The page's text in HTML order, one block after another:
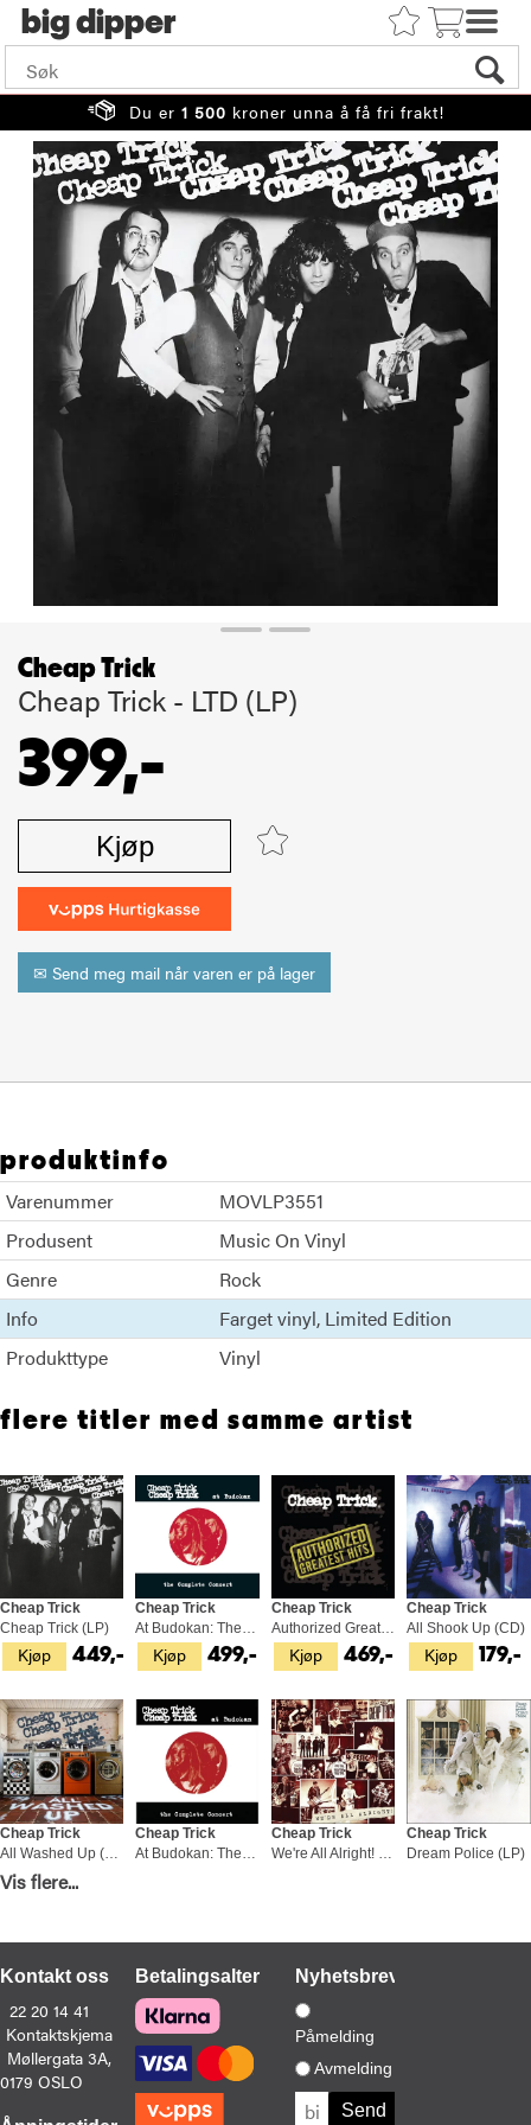
big
Du er 1 500 kroner unna å få fri frakt!
Cheap Trick
Cheap Trick - LTD (LP)
399,-
Kjøp
✉ Send meg mail når varen er på lager
produktinfo
Varenummer
MOVLP3551
Produsent
Music On Vinyl
Genre
Rock
Info
Farget vinyl Limited Edition
Produkttype
Vinyl
flere titler med samme artist
Kjøp
Cheap Trick
Cheap Trick (LP)
449,- Kjøp
Cheap Trick
At Budokan: The Complete Concert (2LP)
499,- Kjøp
Cheap Trick
Authorized Greatest Hits (2LP)
469,- Kjøp
Cheap Trick
All Shook Up (CD)
179,-
Kjøp
Cheap Trick
219,-
Cheap Trick
Cheap Trick
Cheap Trick
Dream Police (LP)
Cheap Trick
Kjøp
Cheap Trick
In Another World (CD)
219,- Bestill
Cheap Trick
Heaven Tonight - LTD (LP)
399,-
Vis flere...
Kontakt oss
22 20 14 41
Kontaktskjema
Møllergata 3A,
0179 OSLO
BetalingsalternativerNyhetsbrev
Påmelding
Avmelding